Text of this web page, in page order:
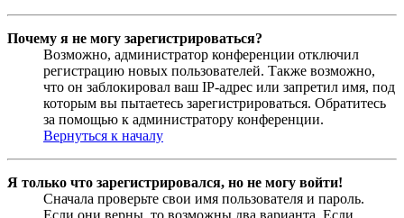
Почему я не могу зарегистрироваться?
Возможно, администратор конференции отключил
регистрацию новых пользователей. Также возможно,
что он заблокировал ваш IP-адрес или запретил имя, под
которым вы пытаетесь зарегистрироваться. Обратитесь
за помощью к администратору конференции.
Вернуться к началу
Я только что зарегистрировался, но не могу войти!
Сначала проверьте свои имя пользователя и пароль.
Если они верны, то возможны два варианта. Если